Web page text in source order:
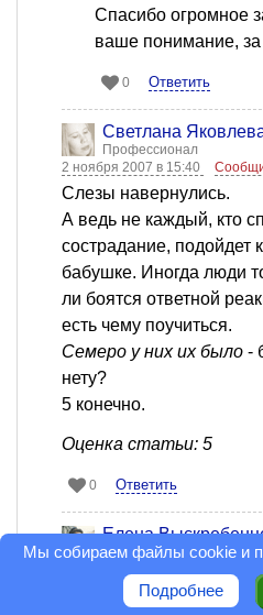
Спасибо огромное
ваше понимание,
0 Ответить
Светлана
Профессионал
2 ноября 2007 в 15:40
Слезы навернулись.
А ведь не каждый, кто
сострадание, подойдет
бабушке. Иногда люди
ли боятся ответной
есть чему поучиться.
Семеро у них их было -
нету?
5 конечно.
Оценка статьи: 5
0 Ответить
Елена
Профессионал
Мы собираем файлы cookie и
Подробнее